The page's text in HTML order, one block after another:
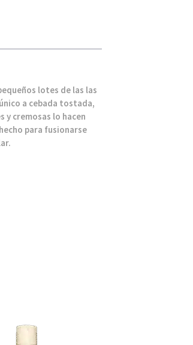
lotes de las las
a cebada tostada,
y cremosas lo hacen
para fusionarse